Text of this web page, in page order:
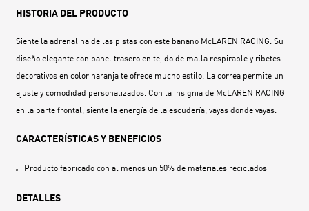
HISTORIA DEL PRODUCTO
Siente la adrenalina de las pistas con este banano McLAREN RACING. Su
diseño elegante con panel trasero en tejido de malla respirable y ribetes
decorativos en color naranja te ofrece mucho estilo. La correa permite un
ajuste y comodidad personalizados. Con la insignia de McLAREN RACING
en la parte frontal, siente la energía de la escudería, vayas donde vayas.
CARACTERÍSTICAS Y BENEFICIOS
Producto fabricado con al menos un 50% de materiales reciclados
DETALLES